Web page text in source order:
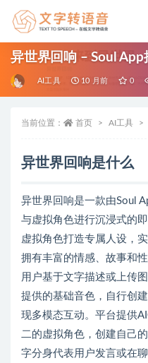
异世界回响 – Soul
AI工具 10 月前 0
当前位置： 首页 AI工具
异世界回响是什么
异世界回响是一款由Soul
与虚拟角色进行沉浸式的
虚拟角色打造专属人设，
拥有丰富的情感、故事和
用户基于文字描述或上传
提供的基础音色，自行创
现多模态互动。平台提供
二的虚拟角色，创建自己
字分身代表用户发言或在